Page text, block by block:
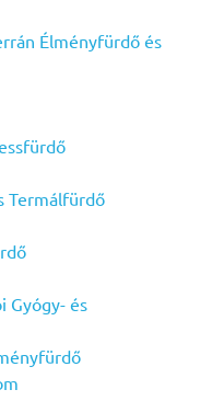
Élményfürdő és
Termálfürdő
Gyógy- és